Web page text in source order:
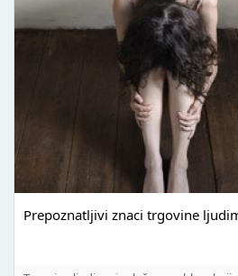
Prepoznatljivi znaci trgovine